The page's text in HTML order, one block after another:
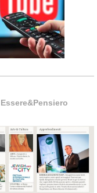
Essere&Pensiero